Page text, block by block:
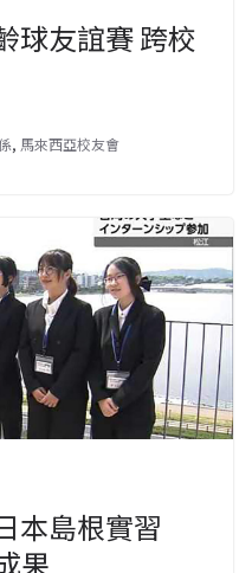
球友誼賽 跨校
, 馬來西亞校友會
本島根實習
果